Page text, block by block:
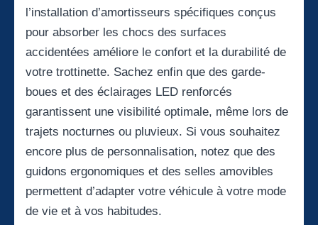
l’installation d’amortisseurs spécifiques conçus
pour absorber les chocs des surfaces
accidentées améliore le confort et la durabilité de
votre trottinette. Sachez enfin que des garde-
boues et des éclairages LED renforcés
garantissent une visibilité optimale, même lors de
trajets nocturnes ou pluvieux. Si vous souhaitez
encore plus de personnalisation, notez que des
guidons ergonomiques et des selles amovibles
permettent d’adapter votre véhicule à votre mode
de vie et à vos habitudes.